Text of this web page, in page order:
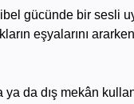
gücünde bir sesli
eşyalarını
da dış mekân